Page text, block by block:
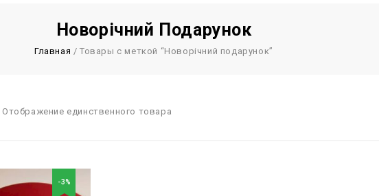
Новорічний Подарунок
Главная /Товары с меткой “Новорічний подарунок”
Отображение единственного товара
-3%